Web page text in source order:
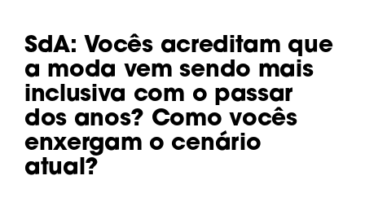
SdA: Vocês acreditam que
a moda vem sendo mais
inclusiva com o passar
dos anos? Como vocês
enxergam o cenário
atual?